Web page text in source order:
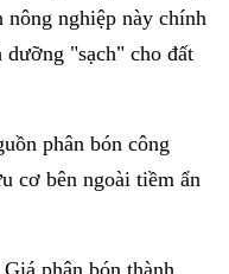
nông nghiệp này chính
"sạch" cho đất
phân bón công
cơ bên ngoài tiềm ẩn
Giá phân bón thành